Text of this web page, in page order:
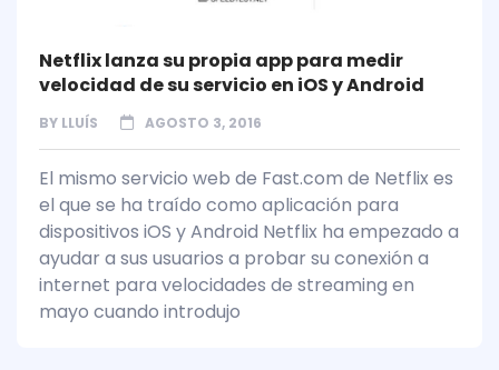
Netflix lanza su propia app para medir
velocidad de su servicio en iOS y Android
BY LLUÍS AGOSTO 3, 2016
El mismo servicio web de Fast.com de Netflix es
el que se ha traído como aplicación para
dispositivos iOS y Android Netflix ha empezado a
ayudar a sus usuarios a probar su conexión a
internet para velocidades de streaming en
mayo cuando introdujo